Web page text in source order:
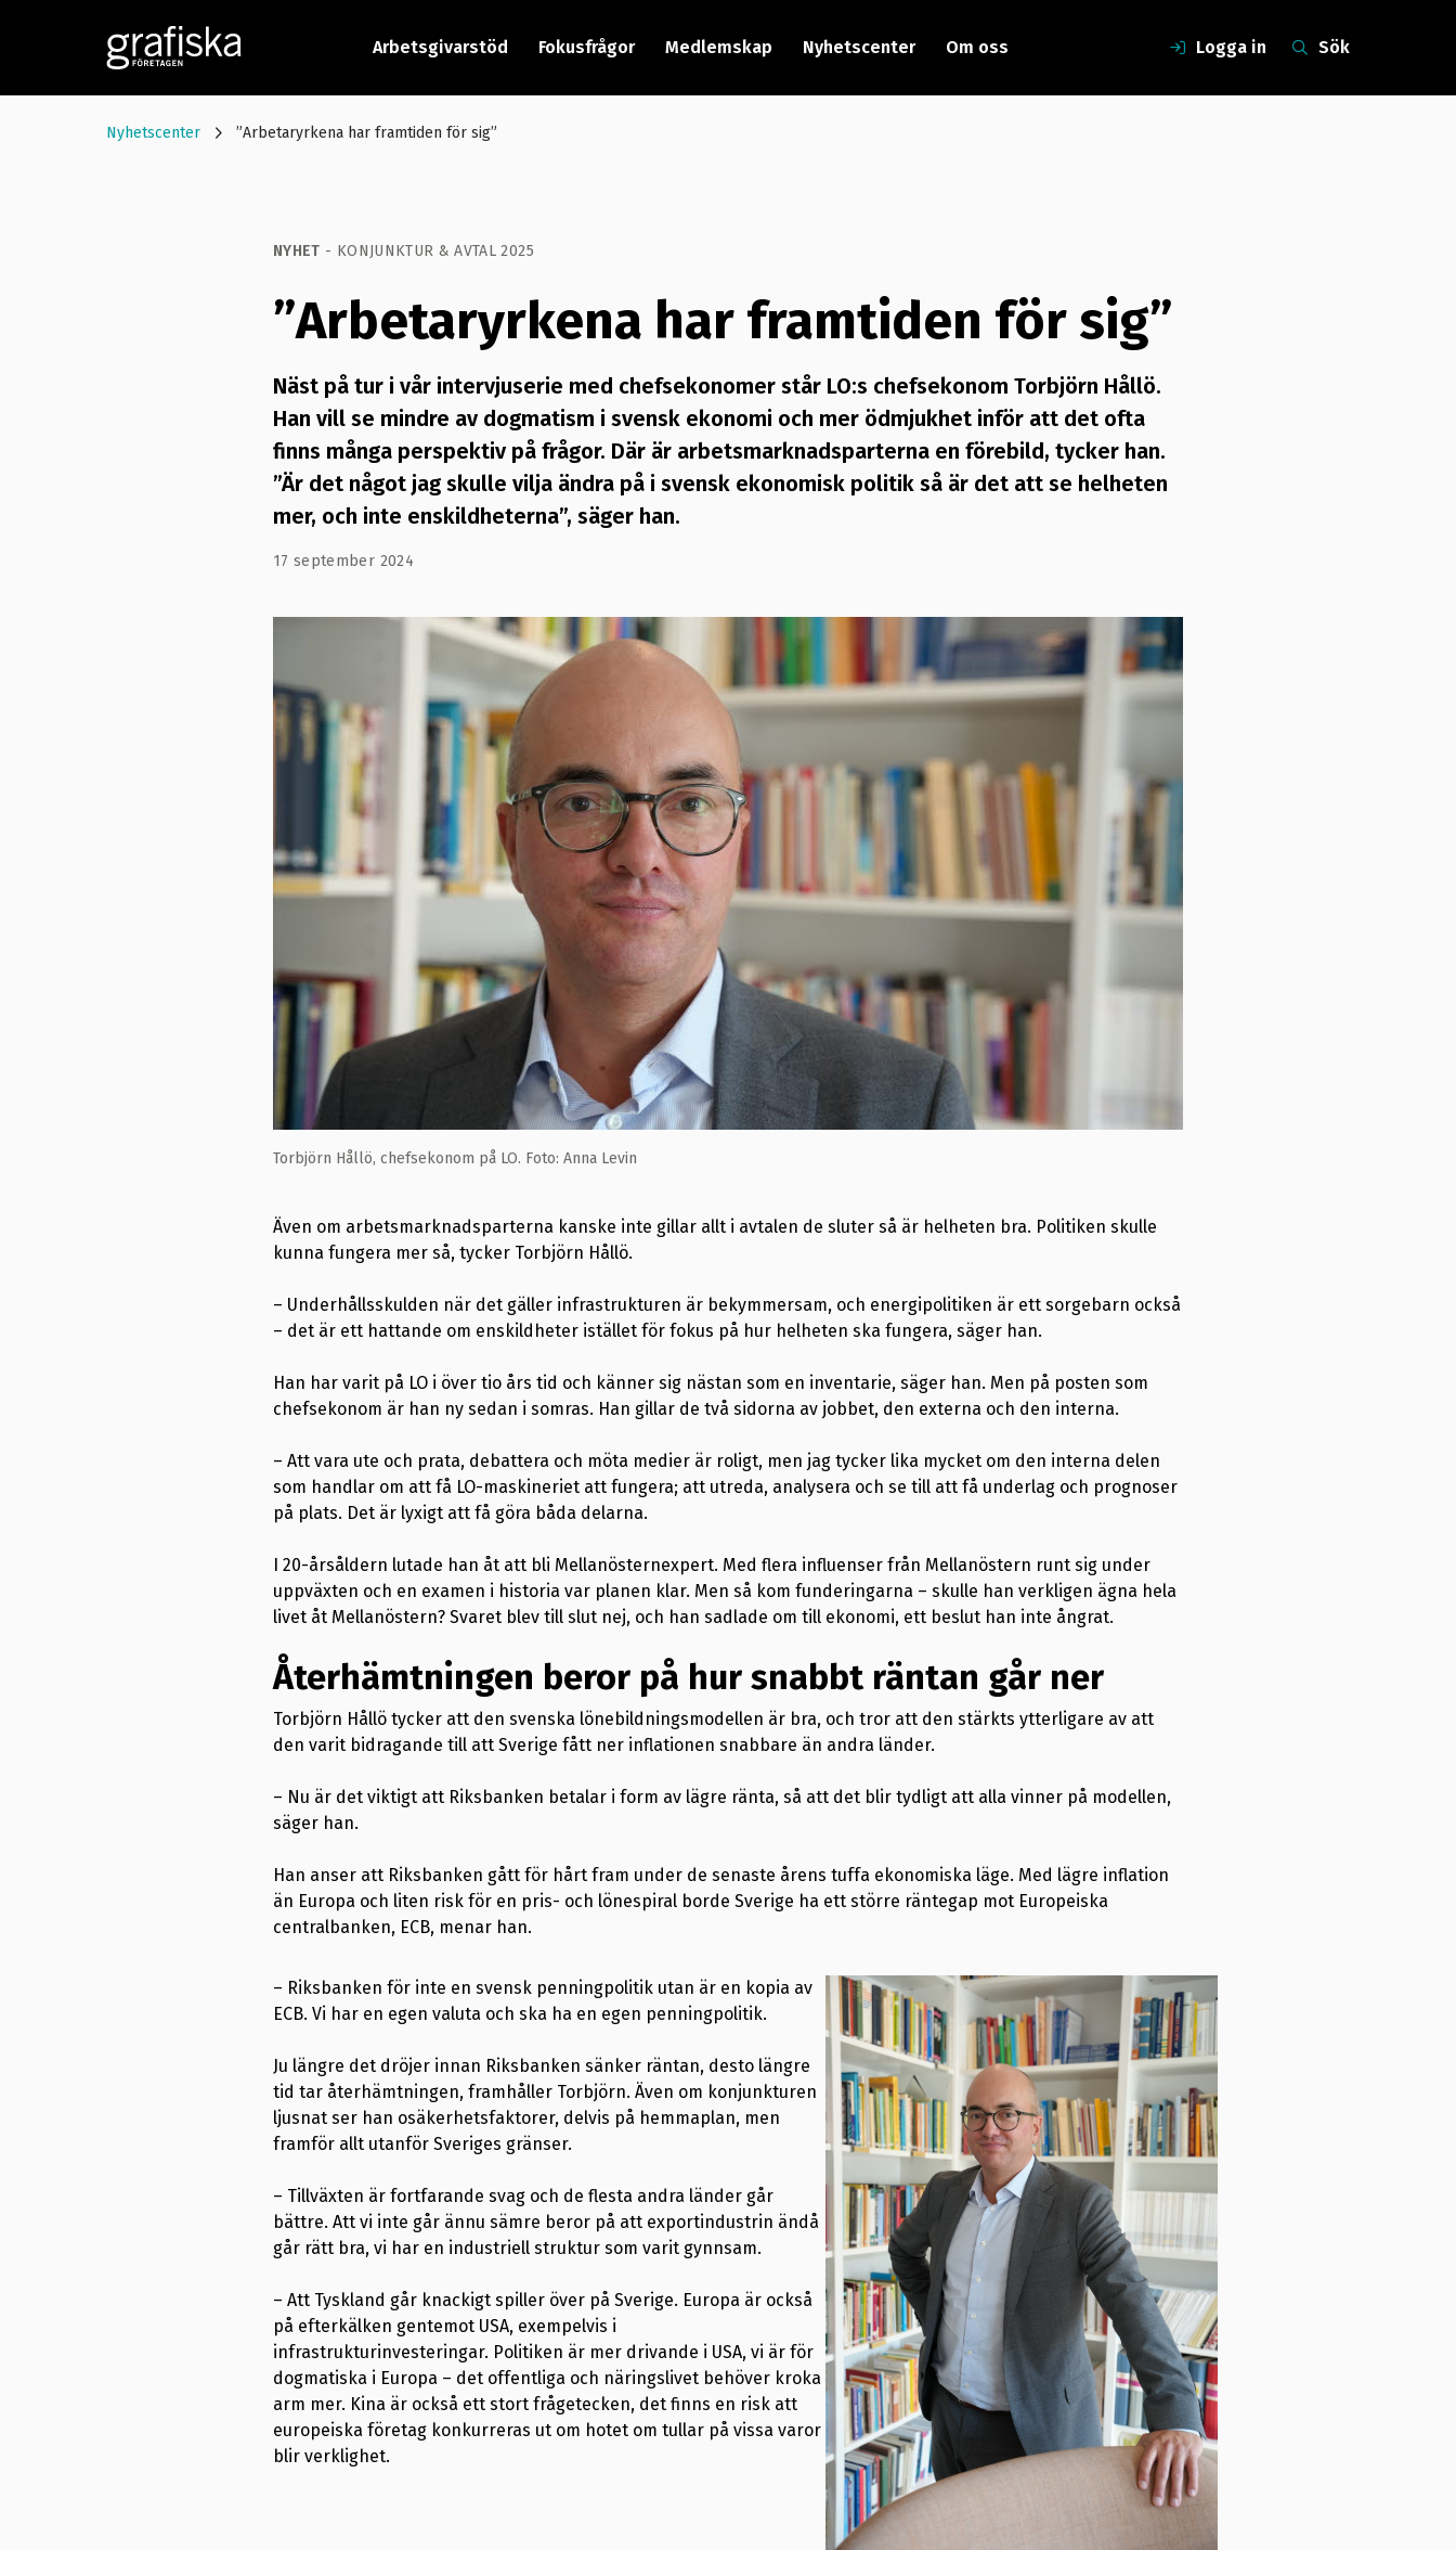
Arbetsgivarstöd Fokusfrågor Medlemskap Nyhetscenter Om oss Logga in Sök
Nyhetscenter ”Arbetaryrkena har framtiden för sig”
NYHET - KONJUNKTUR & AVTAL 2025
”Arbetaryrkena har framtiden för sig”
Näst på tur i vår intervjuserie med chefsekonomer står LO:s chefsekonom Torbjörn Hållö.
Han vill se mindre av dogmatism i svensk ekonomi och mer ödmjukhet inför att det ofta
finns många perspektiv på frågor. Där är arbetsmarknadsparterna en förebild, tycker han.
”Är det något jag skulle vilja ändra på i svensk ekonomisk politik så är det att se helheten
mer, och inte enskildheterna”, säger han.
17 september 2024
Torbjörn Hållö, chefsekonom på LO. Foto: Anna Levin
Även om arbetsmarknadsparterna kanske inte gillar allt i avtalen de sluter så är helheten bra. Politiken skulle
kunna fungera mer så, tycker Torbjörn Hållö.
– Underhållsskulden när det gäller infrastrukturen är bekymmersam, och energipolitiken är ett sorgebarn också
– det är ett hattande om enskildheter istället för fokus på hur helheten ska fungera, säger han.
Han har varit på LO i över tio års tid och känner sig nästan som en inventarie, säger han. Men på posten som
chefsekonom är han ny sedan i somras. Han gillar de två sidorna av jobbet, den externa och den interna.
– Att vara ute och prata, debattera och möta medier är roligt, men jag tycker lika mycket om den interna delen
som handlar om att få LO-maskineriet att fungera; att utreda, analysera och se till att få underlag och prognoser
på plats. Det är lyxigt att få göra båda delarna.
I 20-årsåldern lutade han åt att bli Mellanösternexpert. Med flera influenser från Mellanöstern runt sig under
uppväxten och en examen i historia var planen klar. Men så kom funderingarna – skulle han verkligen ägna hela
livet åt Mellanöstern? Svaret blev till slut nej, och han sadlade om till ekonomi, ett beslut han inte ångrat.
Återhämtningen beror på hur snabbt räntan går ner
Torbjörn Hållö tycker att den svenska lönebildningsmodellen är bra, och tror att den stärkts ytterligare av att
den varit bidragande till att Sverige fått ner inflationen snabbare än andra länder.
– Nu är det viktigt att Riksbanken betalar i form av lägre ränta, så att det blir tydligt att alla vinner på modellen,
säger han.
Han anser att Riksbanken gått för hårt fram under de senaste årens tuffa ekonomiska läge. Med lägre inflation
än Europa och liten risk för en pris- och lönespiral borde Sverige ha ett större räntegap mot Europeiska
centralbanken, ECB, menar han.
– Riksbanken för inte en svensk penningpolitik utan är en kopia av
ECB. Vi har en egen valuta och ska ha en egen penningpolitik.
Ju längre det dröjer innan Riksbanken sänker räntan, desto längre
tid tar återhämtningen, framhåller Torbjörn. Även om konjunkturen
ljusnat ser han osäkerhetsfaktorer, delvis på hemmaplan, men
framför allt utanför Sveriges gränser.
– Tillväxten är fortfarande svag och de flesta andra länder går
bättre. Att vi inte går ännu sämre beror på att exportindustrin ändå
går rätt bra, vi har en industriell struktur som varit gynnsam.
– Att Tyskland går knackigt spiller över på Sverige. Europa är också
på efterkälken gentemot USA, exempelvis i
infrastrukturinvesteringar. Politiken är mer drivande i USA, vi är för
dogmatiska i Europa – det offentliga och näringslivet behöver kroka
arm mer. Kina är också ett stort frågetecken, det finns en risk att
europeiska företag konkurreras ut om hotet om tullar på vissa varor
blir verklighet.